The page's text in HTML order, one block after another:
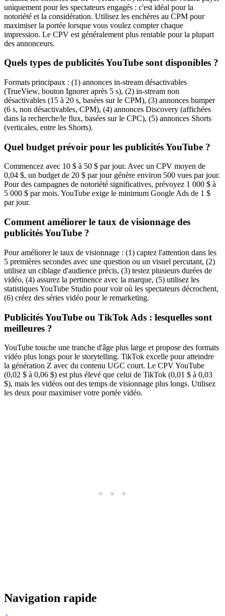
uniquement pour les spectateurs engagés : c'est idéal pour la
notoriété et la considération. Utilisez les enchères au CPM pour
maximiser la portée lorsque vous voulez compter chaque
impression. Le CPV est généralement plus rentable pour la plupart
des annonceurs.
Quels types de publicités YouTube sont disponibles ?
Formats principaux : (1) annonces in-stream désactivables
(TrueView, bouton Ignorer après 5 s), (2) in-stream non
désactivables (15 à 20 s, basées sur le CPM), (3) annonces bumper
(6 s, non désactivables, CPM), (4) annonces Discovery (affichées
dans la recherche/le flux, basées sur le CPC), (5) annonces Shorts
(verticales, entre les Shorts).
Quel budget prévoir pour les publicités YouTube ?
Commencez avec 10 $ à 50 $ par jour. Avec un CPV moyen de
0,04 $, un budget de 20 $ par jour génère environ 500 vues par jour.
Pour des campagnes de notoriété significatives, prévoyez 1 000 $ à
5 000 $ par mois. YouTube exige le minimum Google Ads de 1 $
par jour.
Comment améliorer le taux de visionnage des
publicités YouTube ?
Pour améliorer le taux de visionnage : (1) captez l'attention dans les
5 premières secondes avec une question ou un visuel percutant, (2)
utilisez un ciblage d'audience précis, (3) testez plusieurs durées de
vidéo, (4) assurez la pertinence avec la marque, (5) utilisez les
statistiques YouTube Studio pour voir où les spectateurs décrochent,
(6) créez des séries vidéo pour le remarketing.
Publicités YouTube ou TikTok Ads : lesquelles sont
meilleures ?
YouTube touche une tranche d'âge plus large et propose des formats
vidéo plus longs pour le storytelling. TikTok excelle pour atteindre
la génération Z avec du contenu UGC court. Le CPV YouTube
(0,02 $ à 0,06 $) est plus élevé que celui de TikTok (0,01 $ à 0,03
$), mais les vidéos ont des temps de visionnage plus longs. Utilisez
les deux pour maximiser votre portée vidéo.
Navigation rapide